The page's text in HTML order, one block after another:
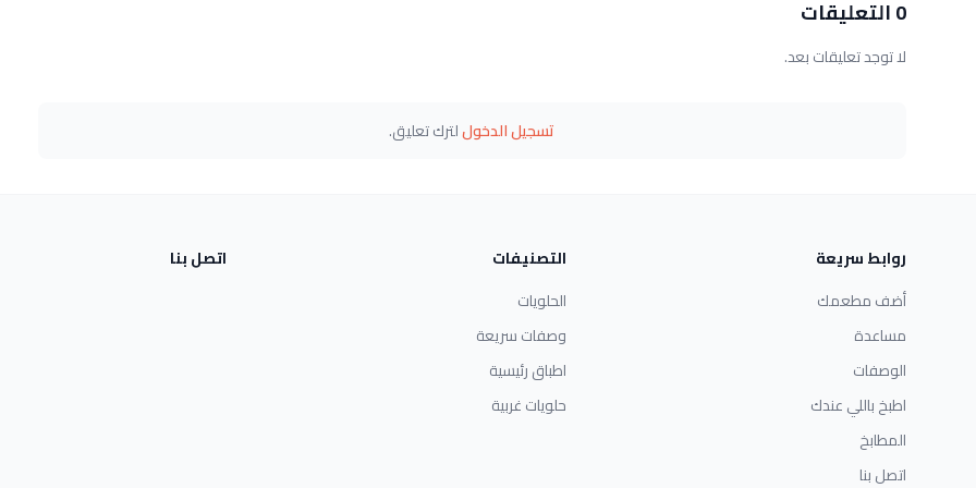
0 التعليقات
لا توجد تعليقات بعد.
تسجيل الدخوللترك تعليق.
روابط سريعة
أضف مطعمك
مساعدة
الوصفات
اطبخ باللي عندك
المطابخ
اتصل بنا
التصنيفات
الحلويات
وصفات سريعة
اطباق رئيسية
حلويات غربية
اتصل بنا